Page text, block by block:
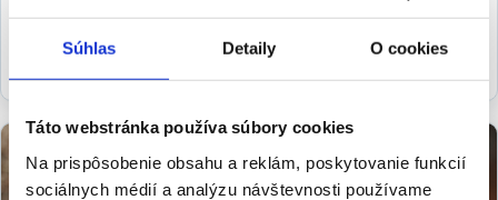
Súhlas Detaily O cookies
Táto webstránka používa súbory cookies
Na prispôsobenie obsahu a reklám, poskytovanie funkcií
sociálnych médií a analýzu návštevnosti používame
Viac o štúdiu